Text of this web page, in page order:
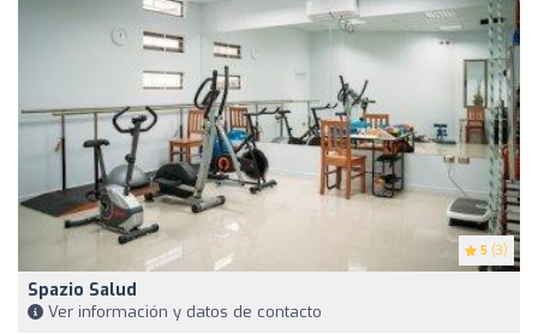
5 (3)
Spazio Salud
Ver información y datos de contacto